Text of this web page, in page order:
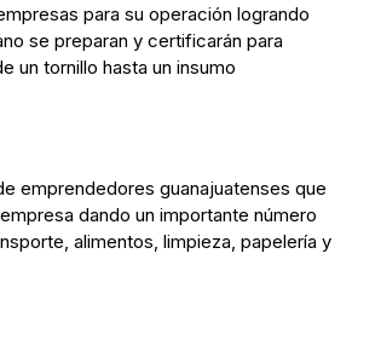
para su operación logrando
se preparan y certificarán para
un tornillo hasta un insumo
emprendedores guanajuatenses que
dando un importante número
alimentos, limpieza, papelería y